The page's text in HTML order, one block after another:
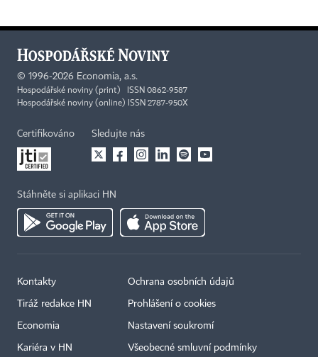
© 1996-2026 Economia, a.s.
Hospodářské noviny (print) ISSN 0862-9587
Hospodářské noviny (online) ISSN 2787-950X
Certifikováno Sledujte nás
Stáhněte si aplikaci HN
Kontakty
Tiráž redakce HN
Economia
Kariéra v HN
Ochrana osobních údajů
Prohlášení o cookies
Nastavení soukromí
Všeobecné smluvní podmínky